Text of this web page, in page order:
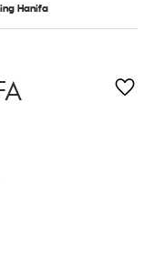
Hanifa